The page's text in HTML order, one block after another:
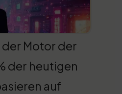
Motor der
der heutigen
auf